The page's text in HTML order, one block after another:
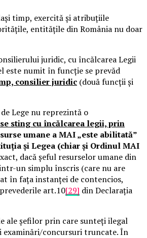
timp, exercită și atribuțiile
entitățile din România nu doar
juridic, cu încălcarea Legii
este numit în funcție se prevăd
consilier juridic (două funcții și
Lege nu reprezintă o
sting cu încălcarea legii, prin
umane a MAI „este abilitată”
și Legea (chiar și Ordinul MAI
dacă șeful resurselor umane din
un simplu înscris (care nu are
în fața instanței de contencios,
art.10[29] din Declarația
ale șefilor prin care sunteți ilegal
examinări/concursuri truncate. În